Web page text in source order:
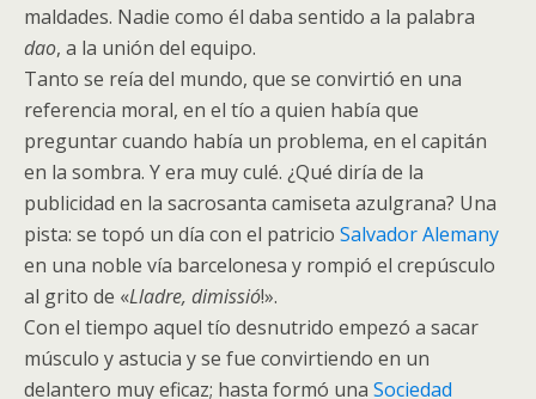
maldades. Nadie como él daba sentido a la palabra
dao, a la unión del equipo.
Tanto se reía del mundo, que se convirtió en una
referencia moral, en el tío a quien había que
preguntar cuando había un problema, en el capitán
en la sombra. Y era muy culé. ¿Qué diría de la
publicidad en la sacrosanta camiseta azulgrana? Una
pista: se topó un día con el patricio Salvador Alemany
en una noble vía barcelonesa y rompió el crepúsculo
al grito de «Lladre, dimissió!».
Con el tiempo aquel tío desnutrido empezó a sacar
músculo y astucia y se fue convirtiendo en un
delantero muy eficaz; hasta formó una Sociedad